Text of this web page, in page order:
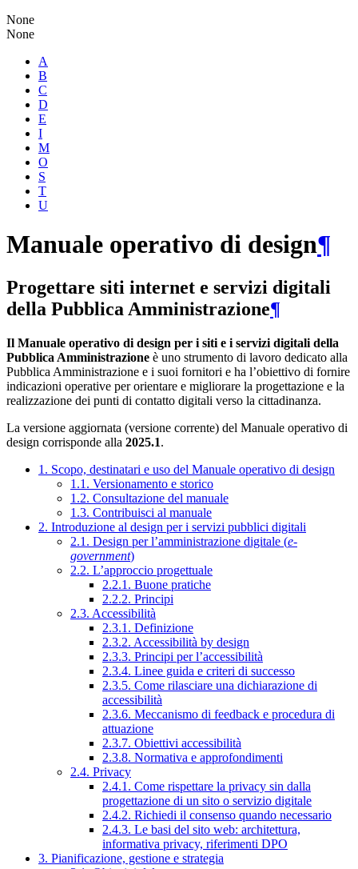
None
None
A
B
C
D
E
I
M
O
S
T
U
Manuale operativo di design¶
Progettare siti internet e servizi digitali
della Pubblica Amministrazione¶
Il Manuale operativo di design per i siti e i servizi digitali della
Pubblica Amministrazione è uno strumento di lavoro dedicato alla
Pubblica Amministrazione e i suoi fornitori e ha l’obiettivo di fornire
indicazioni operative per orientare e migliorare la progettazione e la
realizzazione dei punti di contatto digitali verso la cittadinanza.
La versione aggiornata (versione corrente) del Manuale operativo di
design corrisponde alla 2025.1.
1. Scopo, destinatari e uso del Manuale operativo di design
1.1. Versionamento e storico
1.2. Consultazione del manuale
1.3. Contribuisci al manuale
2. Introduzione al design per i servizi pubblici digitali
2.1. Design per l’amministrazione digitale (e-
government)
2.2. L’approccio progettuale
2.2.1. Buone pratiche
2.2.2. Principi
2.3. Accessibilità
2.3.1. Definizione
2.3.2. Accessibilità by design
2.3.3. Principi per l’accessibilità
2.3.4. Linee guida e criteri di successo
2.3.5. Come rilasciare una dichiarazione di
accessibilità
2.3.6. Meccanismo di feedback e procedura di
attuazione
2.3.7. Obiettivi accessibilità
2.3.8. Normativa e approfondimenti
2.4. Privacy
2.4.1. Come rispettare la privacy sin dalla
progettazione di un sito o servizio digitale
2.4.2. Richiedi il consenso quando necessario
2.4.3. Le basi del sito web: architettura,
informativa privacy, riferimenti DPO
3. Pianificazione, gestione e strategia